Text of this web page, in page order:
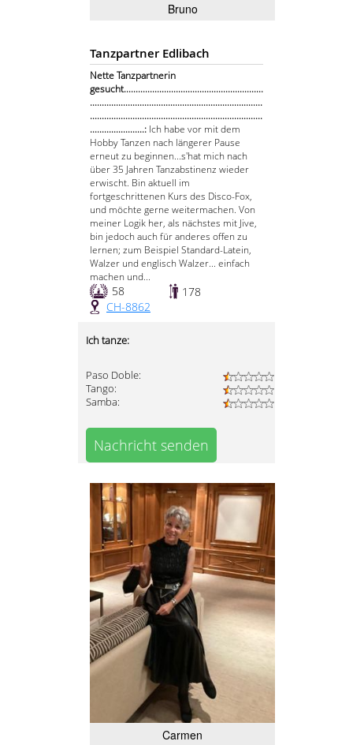
Bruno
Tanzpartner Edlibach
Nette Tanzpartnerin
gesucht...........................................................
.........................................................................
.........................................................................
.......................: Ich habe vor mit dem
Hobby Tanzen nach längerer Pause
erneut zu beginnen...s'hat mich nach
über 35 Jahren Tanzabstinenz wieder
erwischt. Bin aktuell im
fortgeschrittenen Kurs des Disco-Fox,
und möchte gerne weitermachen. Von
meiner Logik her, als nächstes mit Jive,
bin jedoch auch für anderes offen zu
lernen; zum Beispiel Standard-Latein,
Walzer und englisch Walzer... einfach
machen und...
58
178
CH-8862
Ich tanze:
Paso Doble:
Tango:
Samba:
Nachricht senden
Carmen